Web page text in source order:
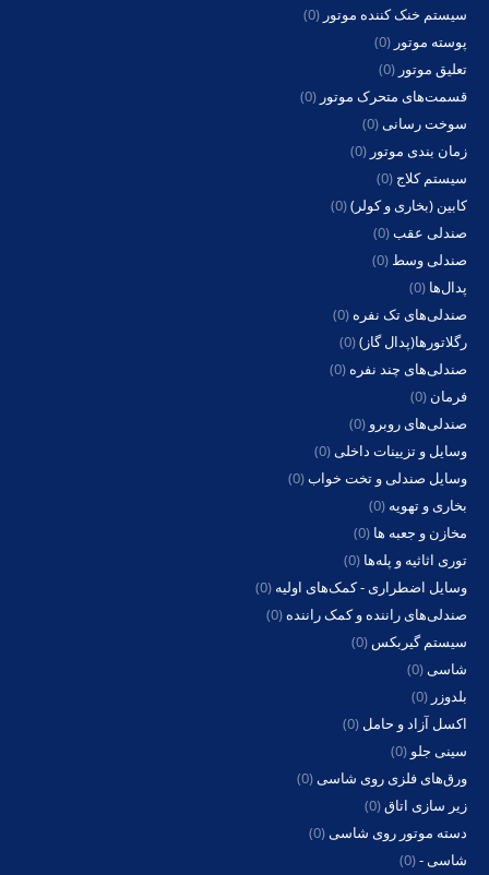
سیستم خنک کننده موتور (0)
پوسته موتور (0)
تعلیق موتور (0)
قسمت‌های متحرک موتور (0)
سوخت رسانی(0)
زمان بندی موتور (0)
سیستم کلاج (0)
کابین (بخاری و کولر)(0)
صندلی عقب(0)
صندلی وسط (0)
پدال‌ها (0)
صندلی‌های تک نفره (0)
رگلاتورها(پدال گاز)(0)
صندلی‌های چند نفره (0)
فرمان (0)
صندلی‌های روبرو (0)
وسایل و تزیینات داخلی(0)
وسایل صندلی و تخت خواب(0)
بخاری و تهویه (0)
مخازن و جعبه ها (0)
توری اثاثیه و پله‌ها (0)
وسایل اضطراری - کمک‌های اولیه (0)
صندلی‌های راننده و کمک راننده (0)
سیستم گیربکس (0)
شاسی(0)
بلدوزر (0)
اکسل آزاد و حامل (0)
سینی جلو (0)
ورق‌های فلزی روی شاسی(0)
زیر سازی اتاق(0)
دسته موتور روی شاسی(0)
شاسی -(0)